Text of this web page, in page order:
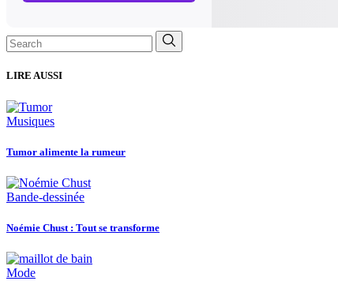
Search
for:
LIRE AUSSI
Musiques
Tumor alimente la rumeur
Bande-dessinée
Noémie Chust : Tout se transforme
Mode